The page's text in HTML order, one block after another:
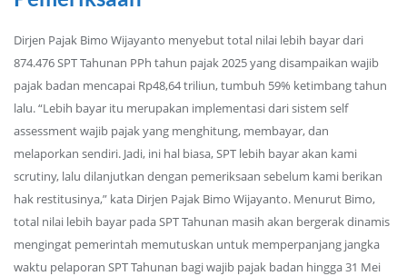
Dirjen Pajak Bimo Wijayanto menyebut total nilai lebih bayar dari
874.476 SPT Tahunan PPh tahun pajak 2025 yang disampaikan wajib
pajak badan mencapai Rp48,64 triliun, tumbuh 59% ketimbang tahun
lalu. “Lebih bayar itu merupakan implementasi dari sistem self
assessment wajib pajak yang menghitung, membayar, dan
melaporkan sendiri. Jadi, ini hal biasa, SPT lebih bayar akan kami
scrutiny, lalu dilanjutkan dengan pemeriksaan sebelum kami berikan
hak restitusinya,” kata Dirjen Pajak Bimo Wijayanto. Menurut Bimo,
total nilai lebih bayar pada SPT Tahunan masih akan bergerak dinamis
mengingat pemerintah memutuskan untuk memperpanjang jangka
waktu pelaporan SPT Tahunan bagi wajib pajak badan hingga 31 Mei